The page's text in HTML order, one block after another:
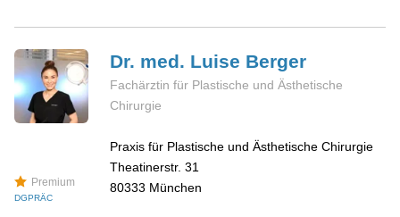
Premium
DGPRÄC
Dr. med. Luise Berger
Fachärztin für Plastische und Ästhetische
Chirurgie
Praxis für Plastische und Ästhetische Chirurgie
Theatinerstr. 31
80333 München